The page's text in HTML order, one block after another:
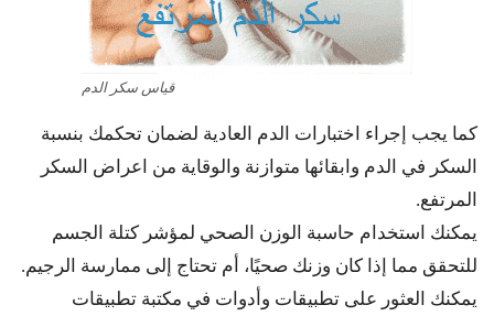
قياس سكر الدم
كما يجب إجراء اختبارات الدم العادية لضمان تحكمك بنسبة
السكر في الدم وابقائها متوازنة والوقاية من اعراض السكر
المرتفع.
يمكنك استخدام حاسبة الوزن الصحي لمؤشر كتلة الجسم
للتحقق مما إذا كان وزنك صحيًا، أم تحتاج إلى ممارسة الرجيم.
يمكنك العثور على تطبيقات وأدوات في مكتبة تطبيقات